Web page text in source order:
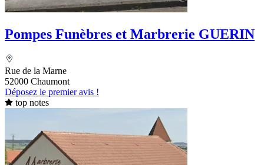
Pompes Funèbres et Marbrerie GUERIN
Rue de la Marne
52000 Chaumont
Déposez le premier avis !
top notes